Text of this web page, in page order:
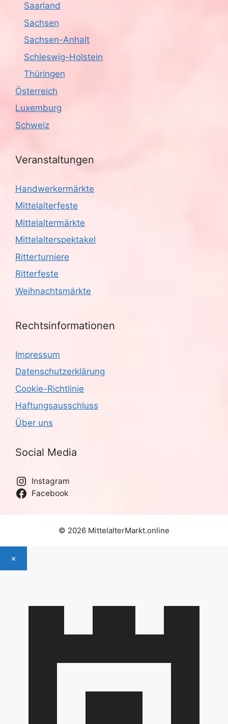
Saarland
Sachsen
Sachsen-Anhalt
Schleswig-Holstein
Thüringen
Österreich
Luxemburg
Schweiz
Veranstaltungen
Handwerkermärkte
Mittelalterfeste
Mittelaltermärkte
Mittelalterspektakel
Ritterturniere
Ritterfeste
Weihnachtsmärkte
Rechtsinformationen
Impressum
Datenschutzerklärung
Cookie-Richtlinie
Haftungsausschluss
Über uns
Social Media
Instagram
Facebook
© 2026 MittelalterMarkt.online
×